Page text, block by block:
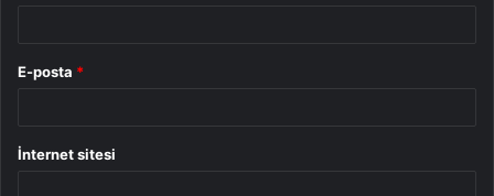
E-posta *
İnternet sitesi